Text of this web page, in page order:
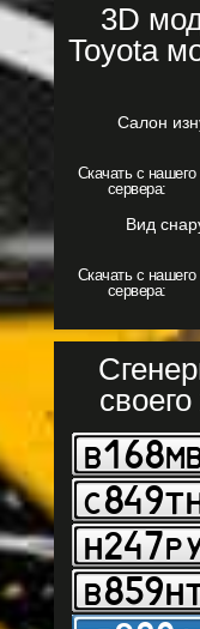
3D
Toyota
Салон
Скачать с нашего
сервера:
Вид
Скачать с нашего
сервера: